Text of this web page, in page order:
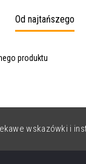
Od najtańszego
produktu
wskazówki i